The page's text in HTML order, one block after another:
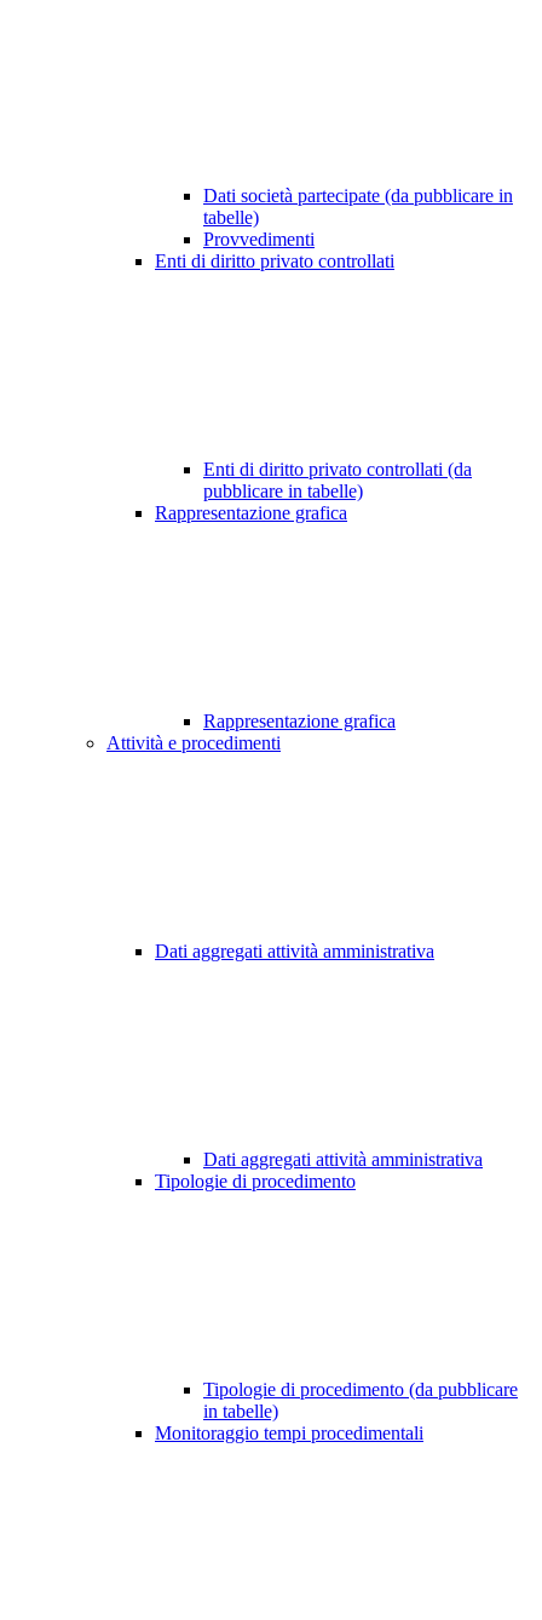
Dati società partecipate (da pubblicare in
tabelle)
Provvedimenti
Enti di diritto privato controllati
Enti di diritto privato controllati (da
pubblicare in tabelle)
Rappresentazione grafica
Rappresentazione grafica
Attività e procedimenti
Dati aggregati attività amministrativa
Dati aggregati attività amministrativa
Tipologie di procedimento
Tipologie di procedimento (da pubblicare
in tabelle)
Monitoraggio tempi procedimentali